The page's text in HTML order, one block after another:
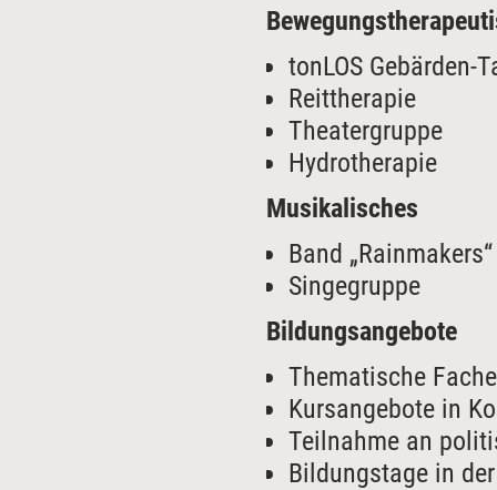
tonLOS Gebärden-
Reittherapie
Theatergruppe
Hydrotherapie
Musikalisches
Band „Rainmakers“
Singegruppe
Bildungsangebote
Thematische
Kursangebote in
Teilnahme an
Bildungstage in